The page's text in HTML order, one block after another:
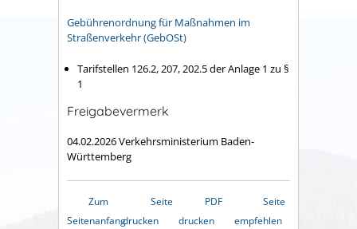
Gebührenordnung für Maßnahmen im
Straßenverkehr (GebOSt)
Tarifstellen 126.2, 207, 202.5 der Anlage 1 zu §
1
Freigabevermerk
04.02.2026Verkehrsministerium Baden-
Württemberg
Zum
Seitenanfang
Seite
drucken
PDF
drucken
Seite
empfehlen